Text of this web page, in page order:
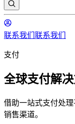
联系我们 联系我们
支付
全球支付解
借助一站式支付处
销售渠道。